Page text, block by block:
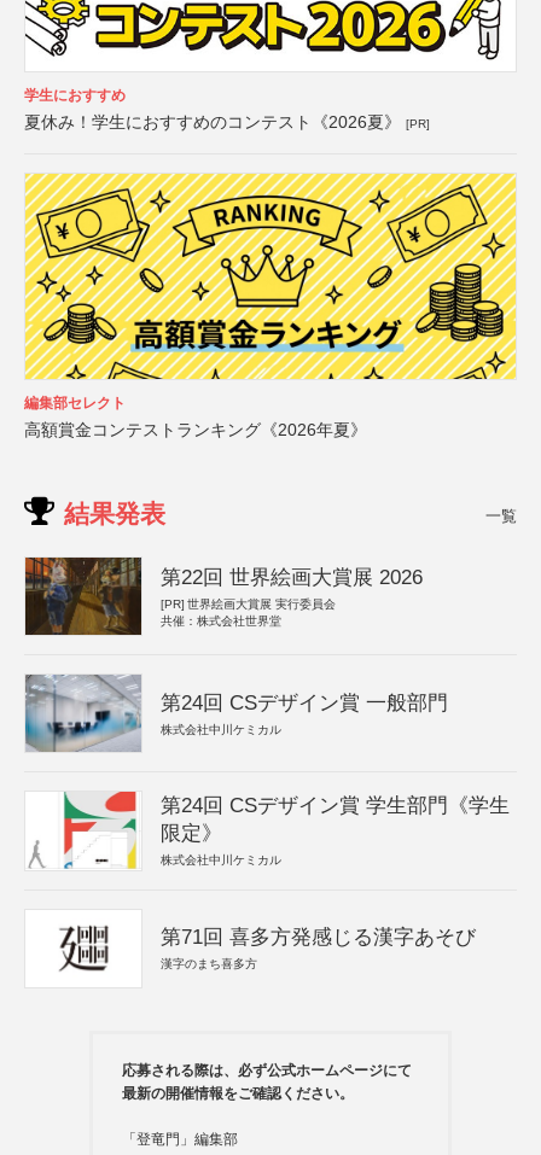
学生におすすめ
夏休み！学生におすすめのコンテスト《2026夏》 [PR]
編集部セレクト
高額賞金コンテストランキング《2026年夏》
結果発表 一覧
第22回 世界絵画大賞展 2026
[PR] 世界絵画大賞展 実行委員会
共催：株式会社世界堂
第24回 CSデザイン賞 一般部門
株式会社中川ケミカル
第24回 CSデザイン賞 学生部門《学生
限定》
株式会社中川ケミカル
第71回 喜多方発感じる漢字あそび
漢字のまち喜多方
応募される際は、必ず公式ホームページにて
最新の開催情報をご確認ください。
「登竜門」編集部